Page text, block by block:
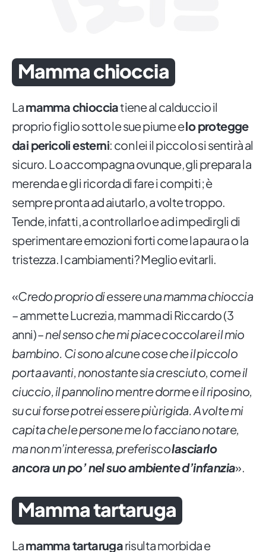
Mamma chioccia
Lamamma chiocciatiene al calduccio il
proprio figlio sotto le sue piume elo protegge
dai pericoli esterni: con lei il piccolo si sentirà al
sicuro. Lo accompagna ovunque, gli prepara la
merenda e gli ricorda di fare i compiti; è
sempre pronta ad aiutarlo, a volte troppo.
Tende, infatti, a controllarlo e ad impedirgli di
sperimentare emozioni forti come la paura o la
tristezza. I cambiamenti? Meglio evitarli.
«Credo proprio di essere una mamma chioccia
– ammette Lucrezia, mamma di Riccardo (3
anni) –nel senso che mi piace coccolare il mio
bambino. Ci sono alcune cose che il piccolo
porta avanti, nonostante sia cresciuto, come il
ciuccio, il pannolino mentre dorme e il riposino,
su cui forse potrei essere più rigida. A volte mi
capita che le persone me lo facciano notare,
ma non m’interessa, preferiscolasciarlo
ancora un po’ nel suo ambiente d’infanzia».
Mamma tartaruga
Lamamma tartarugarisulta morbida e